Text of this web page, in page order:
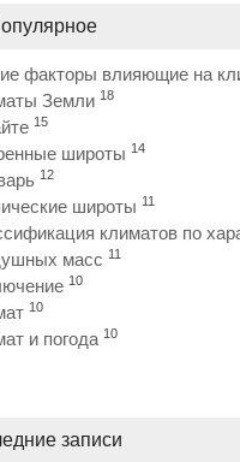
факторы влияющие на
Земли 18
15
широты 14
12
широты 11
климатов по
масс 11
10
10
и погода 10
записи